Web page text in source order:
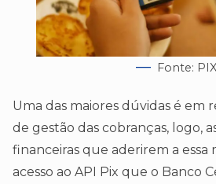
Fonte: PIX
Uma das maiores dúvidas é em
de gestão das cobranças, logo,
financeiras que aderirem a essa
acesso ao API Pix que o Banco